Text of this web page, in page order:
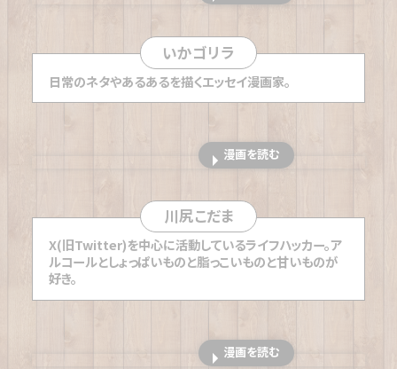
ない東日暮里の角打ち
【神奈川「萬屋商店」】鎌倉の古刹に負けぬ風情で材木
座に佇む瓦葺き屋根の角打ち
静まり切らない熱気を味わえる角打ち
トに憩う 西広島のアットホーム角打ち
【東京「寺内酒店」】常連客が「母」と慕う女将が仕切る
東京・小石川の角打ち
【大阪「溝畑酒店」】
い」大阪・堺東の角打ち
地帯のサロンと称す鶴見の角打ち
いかゴリラ
日常のネタやあるあるを描くエッセイ漫画家。
漫画を読む
川尻こだま
X(旧Twitter)を中心に活動しているライフハッカー。ア
ルコールとしょっぱいものと脂っこいものと甘いものが
好き。
漫画を読む